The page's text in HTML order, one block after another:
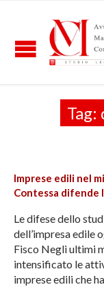
Tag:
Imprese edili nel
Contessa difende
Le difese dello
dell’impresa edile
Fisco Negli ultimi
intensificato le
imprese edili che